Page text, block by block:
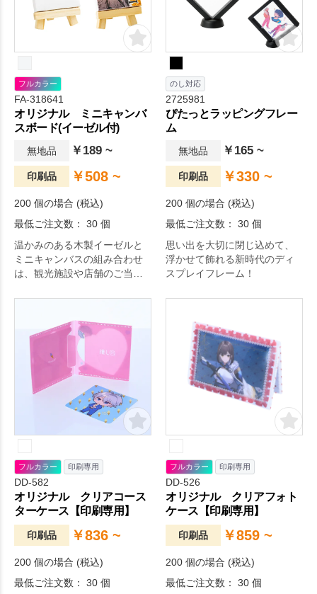
フルカラー
FA-318641
オリジナル ミニキャンバ
スボード(イーゼル付)
無地品 ￥189 ~
印刷品 ￥508 ~
200 個の場合 (税込)
最低ご注文数： 30 個
温かみのある木製イーゼルと
ミニキャンバスの組み合わせ
は、観光施設や店舗のご当地
取り入れた販売品におすすめ
のし対応
2725981
ぴたっとラッピングフレー
ム
無地品 ￥165 ~
印刷品 ￥330 ~
200 個の場合 (税込)
最低ご注文数： 30 個
思い出を大切に閉じ込めて、
浮かせて飾れる新時代のディ
スプレイフレーム！
フルカラー 印刷専用
DD-582
オリジナル クリアコース
ターケース【印刷専用】
印刷品 ￥836 ~
200 個の場合 (税込)
最低ご注文数： 30 個
フルカラー 印刷専用
DD-526
オリジナル クリアフォト
ケース【印刷専用】
印刷品 ￥859 ~
200 個の場合 (税込)
最低ご注文数： 30 個